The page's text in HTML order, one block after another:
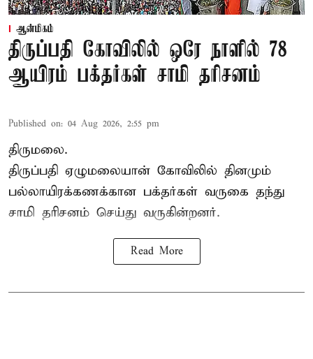
ஆன்மிகம்
திருப்பதி கோவிலில் ஒரே நாளில் 78
ஆயிரம் பக்தர்கள் சாமி தரிசனம்
Published on: 04 Aug 2026, 2:55 pm
திருமலை.
திருப்பதி ஏழுமலையான் கோவிலில் தினமும்
பல்லாயிரக்கணக்கான பக்தர்கள் வருகை தந்து
சாமி தரிசனம் செய்து வருகின்றனர்.
Read More